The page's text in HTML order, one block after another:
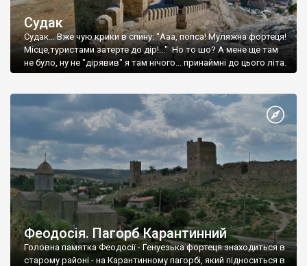
Судак
Судак... Вже чую крики в спину: "Ааа, попса! Муляжна фортеця!
Місце,туристами затерте до дір!..." Но то шо? А мене ще там
не було, ну не "дірявив" я там нічого... принаймні до цього літа.
Феодосія. Пагорб Карантинний
Головна памятка Феодосії - Генуезька фортеця знаходиться в
старому районі - на Карантинному пагорбі, який підноситься в